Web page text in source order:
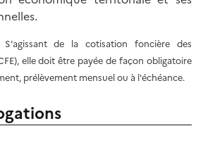
S'agissant de la cotisation foncière des
elle doit être payée de façon obligatoire
prélèvement mensuel ou à l'échéance.